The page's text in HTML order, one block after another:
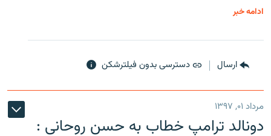
ادامه خبر
ارسال دسترسی بدون فیلترشکن
مرداد ۰۱, ۱۳۹۷
دونالد ترامپ خطاب به حسن روحانی :